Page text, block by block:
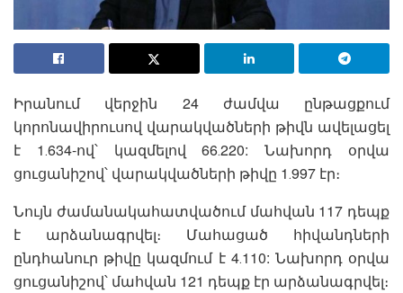
Իրանում վերջին 24 ժամվա ընթացքում
կորոնավիրուսով վարակվածների թիվն ավելացել
է 1․634-ով՝ կազմելով 66․220: Նախորդ օրվա
ցուցանիշով՝ վարակվածների թիվը 1․997 էր։
Նույն ժամանակահատվածում մահվան 117 դեպք
է արձանագրվել։ Մահացած հիվանդների
ընդհանուր թիվը կազմում է 4․110: Նախորդ օրվա
ցուցանիշով՝ մահվան 121 դեպք էր արձանագրվել։